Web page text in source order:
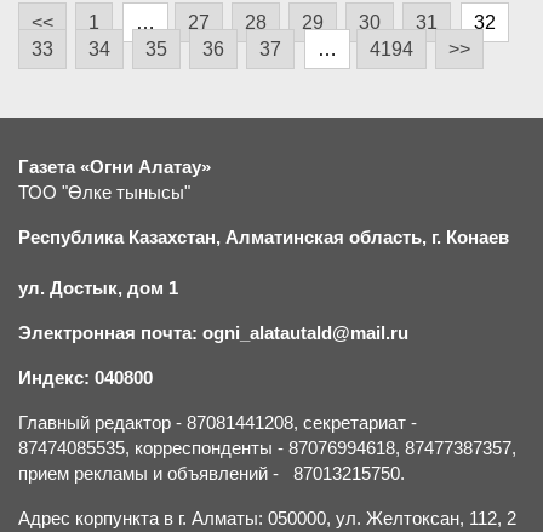
<< 1 … 27 28 29 30 31
32
33
34 35 36 37 … 4194 >>
Газета «Огни Алатау»
ТОО "Өлке тынысы"
Республика Казахстан, Алматинская область, г. Конаев
ул. Достык, дом 1
Электронная почта: ogni_alatautald@mail.ru
Индекс: 040800
Главный редактор - 87081441208, секретариат -
87474085535, корреспонденты - 87076994618, 87477387357,
прием рекламы и объявлений - 87013215750.
Адрес корпункта в г. Алматы: 050000, ул. Желтоксан, 112, 2